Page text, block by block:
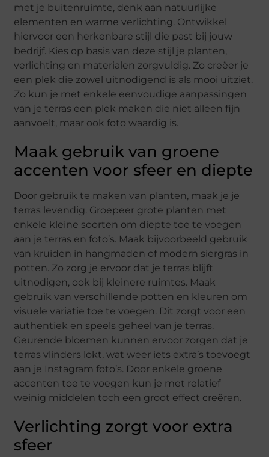
met je buitenruimte, denk aan natuurlijke
elementen en warme verlichting. Ontwikkel
hiervoor een herkenbare stijl die past bij jouw
bedrijf. Kies op basis van deze stijl je planten,
verlichting en materialen zorgvuldig. Zo creëer je
een plek die zowel uitnodigend is als mooi uitziet.
Zo kun je met enkele eenvoudige aanpassingen
van je terras een plek maken die niet alleen fijn
aanvoelt, maar ook foto waardig is.
Maak gebruik van groene
accenten voor sfeer en diepte
Door gebruik te maken van planten, maak je je
terras levendig. Groepeer grote planten met
enkele kleine soorten om diepte toe te voegen
aan je terras en foto’s. Maak bijvoorbeeld gebruik
van kruiden in hangmaden of modern siergras in
potten. Zo zorg je ervoor dat je terras blijft
uitnodigen, ook bij kleinere ruimtes. Maak
gebruik van verschillende potten en kleuren om
visuele variatie toe te voegen. Dit zorgt voor een
authentiek en speels geheel van je terras.
Geurende bloemen kunnen ervoor zorgen dat je
terras vlinders lokt, wat weer iets extra’s toevoegt
aan je Instagram foto’s. Door enkele groene
accenten toe te voegen kun je met relatief
weinig middelen toch een groot effect creëren.
Verlichting zorgt voor extra
sfeer